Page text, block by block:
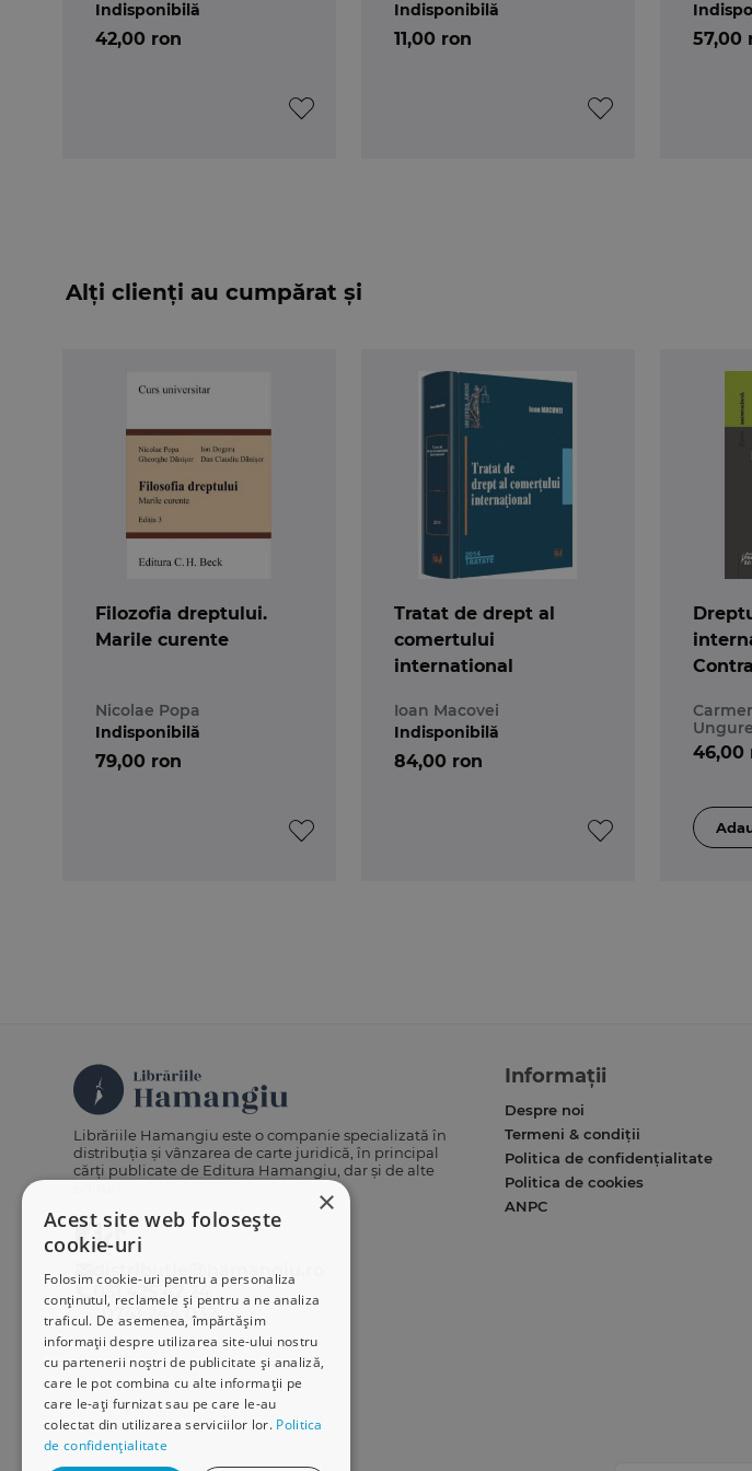
42,00 ron
Indisponibilă
initiat in temeiul
tratatelor
11,00 ron
Indisponibilă
57,00
Alți clienți au cumpărat și
Filozofia dreptului.
Marile curente
Nicolae Popa
79,00 ron
Indisponibilă
Tratat de drept al
comertului
international
Ioan Macovei
84,00 ron
Indisponibilă
46,00
×
Acest site web folosește
cookie-uri
Folosim cookie-uri pentru a personaliza
conținutul, reclamele și pentru a ne analiza
traficul. De asemenea, împărtășim
informații despre utilizarea site-ului nostru
cu partenerii noștri de publicitate și analiză,
care le pot combina cu alte informații pe
care le-ați furnizat sau pe care le-au
colectat din utilizarea serviciilor lor. Politica
de confidențialitate
Librăriile Hamangiu este o companie specializată în
distribuția și vânzarea de carte juridică, în principal
cărți publicate de Editura Hamangiu, dar și de alte
distributie@hamangiu.ro
031 425 42 24
0741 244 032
Informații
Despre noi
Termeni & condiții
Politica de confidențialitate
Politica de cookies
ANPC